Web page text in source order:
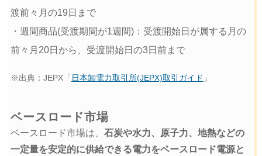
渡前々月の19日まで
・週間商品(受渡期間が1週間)：受渡開始日が属する月の
前々月20日から、受渡開始日の3日前まで
※出典：JEPX「 日本卸電力取引所(JEPX)取引ガイド 」
ベースロード市場
ベースロード市場は、 石炭や水力、原子力、地熱などの
一定量を安定的に供給できる電力をベースロード電源と